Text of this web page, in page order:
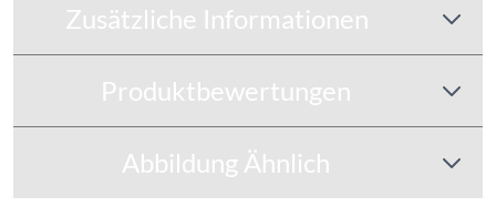
Zusätzliche Informationen
Produktbewertungen
Abbildung Ähnlich